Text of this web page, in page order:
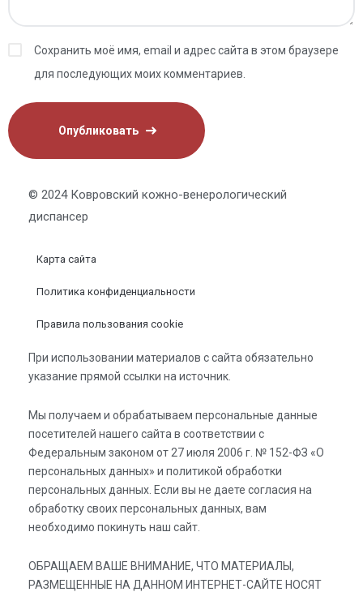
Сохранить моё имя, email и адрес сайта в этом браузере
для последующих моих комментариев.
© 2024 Ковровский кожно-венерологический
диспансер
Карта сайта
Политика конфиденциальности
Правила пользования cookie
При использовании материалов с сайта обязательно
указание прямой ссылки на источник.
Мы получаем и обрабатываем персональные данные
посетителей нашего сайта в соответствии с
Федеральным законом от 27 июля 2006 г. № 152-ФЗ «О
персональных данных» и политикой обработки
персональных данных. Если вы не даете согласия на
обработку своих персональных данных, вам
необходимо покинуть наш сайт.
ОБРАЩАЕМ ВАШЕ ВНИМАНИЕ, ЧТО МАТЕРИАЛЫ,
РАЗМЕЩЕННЫЕ НА ДАННОМ ИНТЕРНЕТ-САЙТЕ НОСЯТ